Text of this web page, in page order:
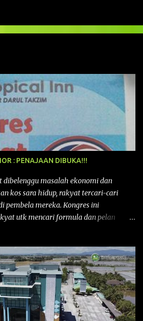
: PENAJAAN DIBUKA!!!
masalah ekonomi dan
kos sara hidup, rakyat tercari-cari
pembela mereka. Kongres ini
utk mencari formula dan pelan
pada 12 September 2015 di Shah
kebangsaan dengan tema
Kongre s Rakyat di
diadakan. Isu-isu rakyat yang telah
kebangsaan termasuklah isu-isu
pengurusan sumber, kesihatan,